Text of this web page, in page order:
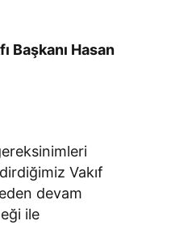
Başkanı Hasan
Vakıf
devam
ile